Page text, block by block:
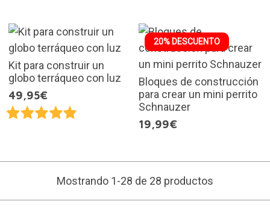
Kit para construir un
globo terráqueo con luz
49,95€
20% DESCUENTO
Bloques de construcción
para crear un mini perrito
Schnauzer
19,99€
Mostrando 1-28 de 28 productos